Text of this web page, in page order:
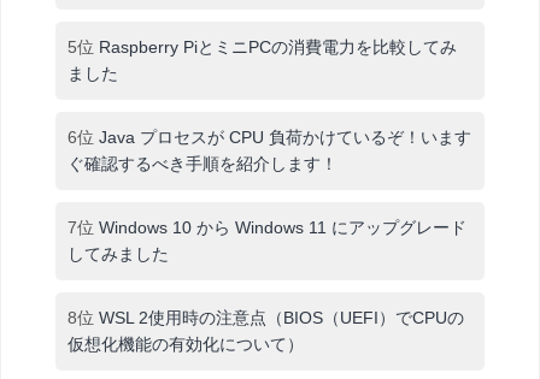
5位 Raspberry PiとミニPCの消費電力を比較してみ
ました
6位 Java プロセスが CPU 負荷かけているぞ！います
ぐ確認するべき手順を紹介します！
7位 Windows 10 から Windows 11 にアップグレード
してみました
8位 WSL 2使用時の注意点（BIOS（UEFI）でCPUの
仮想化機能の有効化について）